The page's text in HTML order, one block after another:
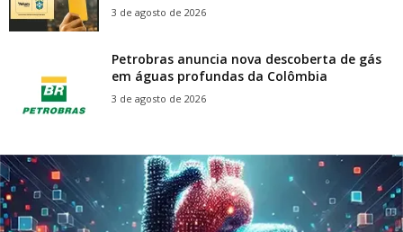
3 de agosto de 2026
Petrobras anuncia nova descoberta de gás
em águas profundas da Colômbia
3 de agosto de 2026